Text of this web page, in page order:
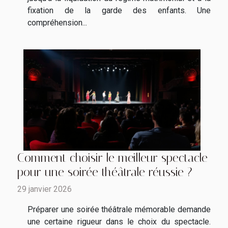
fixation de la garde des enfants. Une
compréhension...
Comment choisir le meilleur spectacle
pour une soirée théâtrale réussie ?
29 janvier 2026
Préparer une soirée théâtrale mémorable demande
une certaine rigueur dans le choix du spectacle.